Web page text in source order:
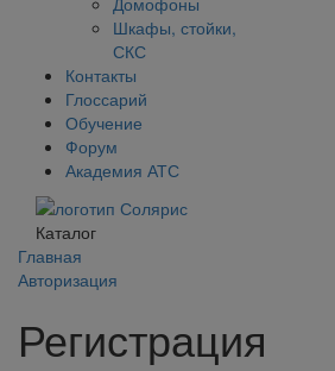
Шкафы, стойки,
СКС
Контакты
Глоссарий
Обучение
Форум
Академия АТС
Каталог
Главная
Авторизация
Регистрация